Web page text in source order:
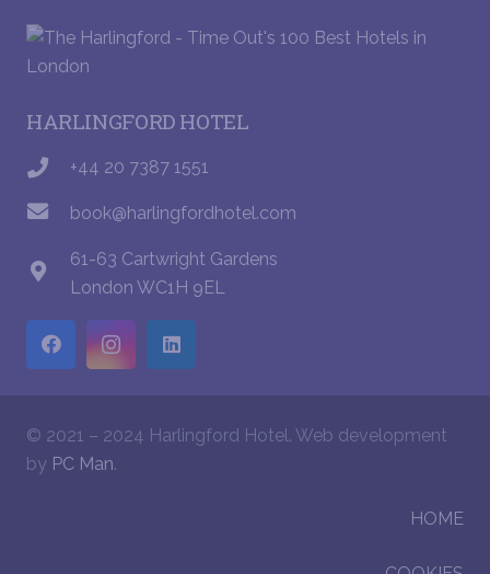
HARLINGFORD HOTEL
+44 20 7387 1551
book@harlingfordhotel.com
61-63 Cartwright Gardens
London WC1H 9EL
© 2021 – 2024 Harlingford Hotel. Web development
by PC Man.
HOME